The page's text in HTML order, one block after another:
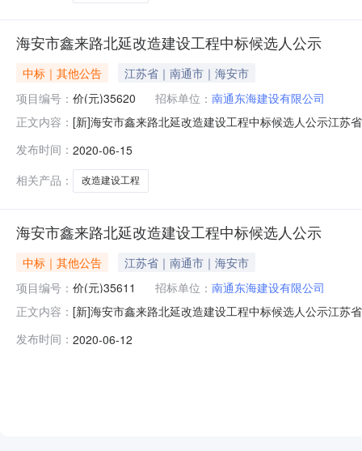
海安市鑫来路北延改造建设工程中标候选人公示
中标｜其他公告
江苏省｜南通市｜海安市
项目编号： 价(元)35620 招标单位： 南通东海建设有限公司
正文内容： [新]海安市鑫来路北延改造建设工程中标候选人公示江苏
泰轩建设工程有限公司江苏银丰建设工程有限公司投标
发布时间： 2020-06-15
相关产品：
改造建设工程
海安市鑫来路北延改造建设工程中标候选人公示
中标｜其他公告
江苏省｜南通市｜海安市
项目编号： 价(元)35611 招标单位： 南通东海建设有限公司
正文内容： [新]海安市鑫来路北延改造建设工程中标候选人公示江苏
江苏银丰建设工程有限公司盐城天宫建设工程有限公司
发布时间： 2020-06-12